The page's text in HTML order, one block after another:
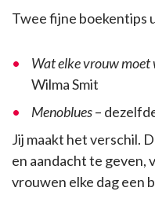
Twee fijne boekentips
Wat elke vrouw moet
Wilma Smit
Menoblues–
Jij maakt het verschil.
en aandacht te geven,
vrouwen elke dag een